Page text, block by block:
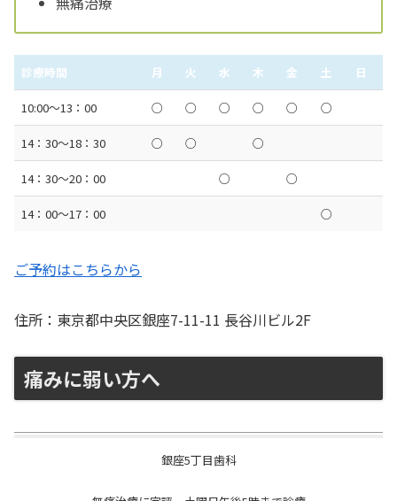
診療時間 月 火 水 木 金 土 日
10:00〜13：00 ○ ○ ○ ○ ○ ○
14：30〜18：30 ○ ○ ○
14：30〜20：00 ○ ○
14：00〜17：00 ○
ご予約はこちらから
住所：東京都中央区銀座7-11-11 長谷川ビル2F
痛みに弱い方へ
銀座5丁目歯科